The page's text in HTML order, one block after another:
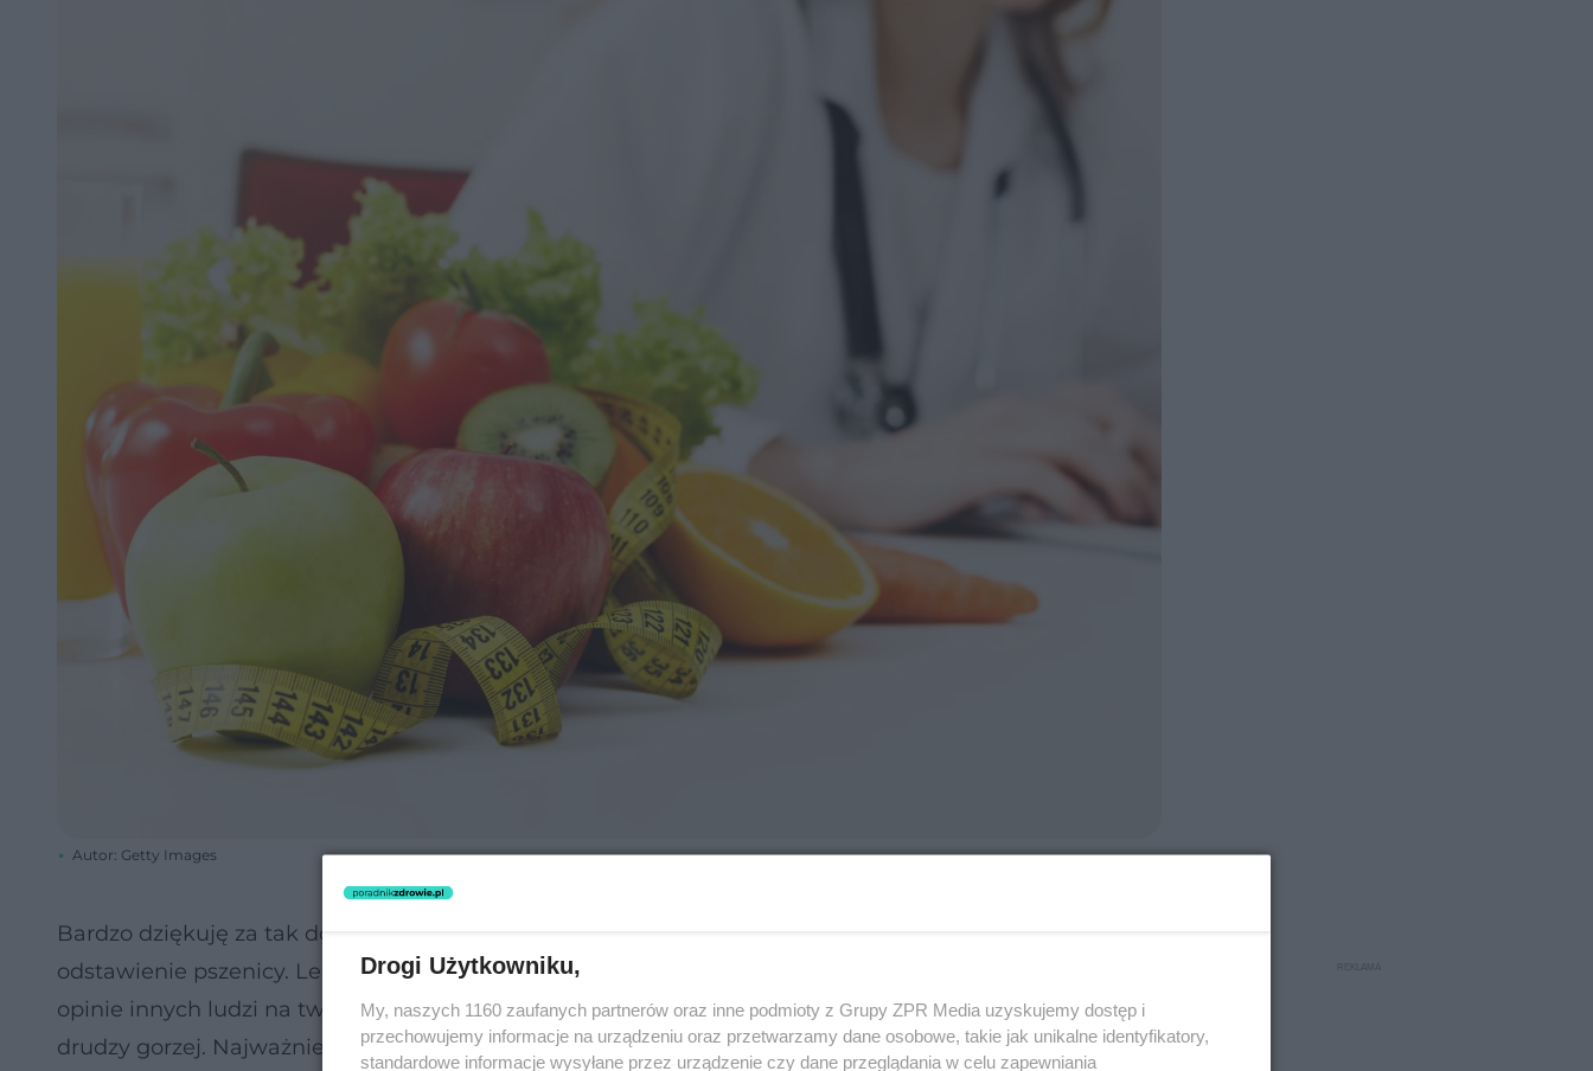
Autor: Getty Images
Bardzo dziękuję za tak dokładne opisanie swojej historii. Jeśli dobrze zrozumiałam, to dobrze ci zrobiło
odstawienie pszenicy. Lepiej się czułaś. Zobacz, że na twoje napady jedzenia słodyczy miały wpływ
opinie innych ludzi na twój temat. Niestety lub "stety" - ludzie zawsze będą o nas mówić. Jedni lepiej,
drudzy gorzej. Najważniejsze jest to, jak my sobie z tym poradzimy. Oceniając przy pomocy wzoru BMI
Drogi Użytkowniku,
My, naszych 1160 zaufanych partnerów oraz inne podmioty z Grupy ZPR Media uzyskujemy dostęp i
przechowujemy informacje na urządzeniu oraz przetwarzamy dane osobowe, takie jak unikalne identyfikatory,
standardowe informacje wysyłane przez urządzenie czy dane przeglądania w celu zapewniania